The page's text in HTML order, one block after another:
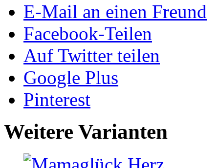
E-Mail an einen Freund
Facebook-Teilen
Auf Twitter teilen
Google Plus
Pinterest
Weitere Varianten